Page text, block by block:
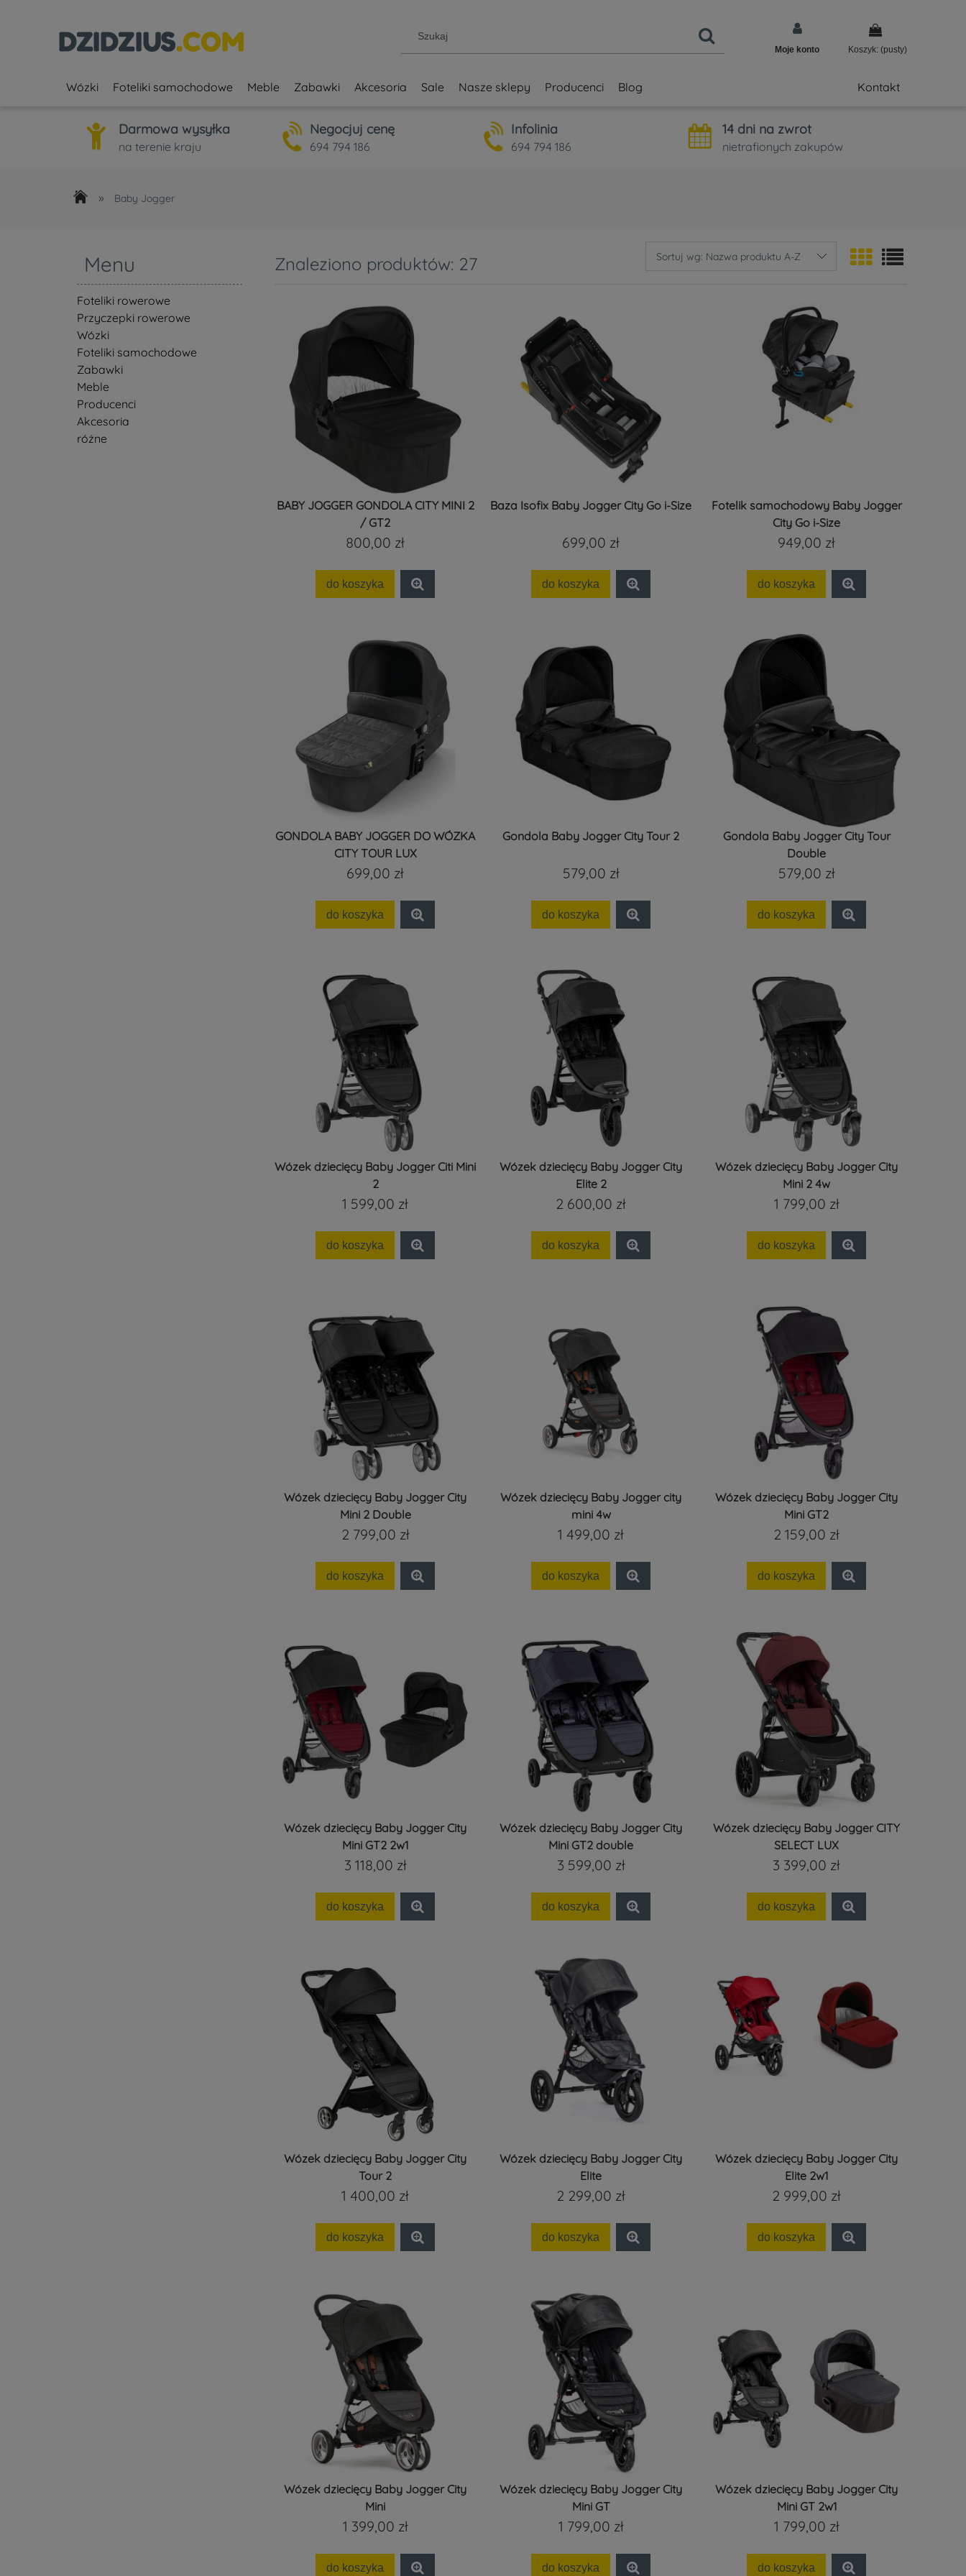
Koszyk: (pusty)
Moje konto
Wózki Foteliki samochodowe Meble Zabawki Akcesoria Sale Nasze sklepy Producenci Blog Kontakt
Darmowa wysyłka
na terenie kraju
Negocjuj cenę
694 794 186
Infolinia
694 794 186
14 dni na zwrot
nietrafionych zakupów
» Baby Jogger
Menu
Foteliki rowerowe
Przyczepki rowerowe
Wózki
Foteliki samochodowe
Zabawki
Meble
Producenci
Akcesoria
różne
Znaleziono produktów: 27 Sortuj wg: Nazwa produktu A-Z
BABY JOGGER GONDOLA CITY MINI 2
/ GT2
800,00 zł
do koszyka
Baza Isofix Baby Jogger City Go i-Size
699,00 zł
do koszyka
Fotelik samochodowy Baby Jogger
City Go i-Size
949,00 zł
do koszyka
GONDOLA BABY JOGGER DO WÓZKA
CITY TOUR LUX
699,00 zł
do koszyka
Gondola Baby Jogger City Tour 2
579,00 zł
do koszyka
Gondola Baby Jogger City Tour
Double
579,00 zł
do koszyka
Wózek dziecięcy Baby Jogger Citi Mini
2
1 599,00 zł
do koszyka
Wózek dziecięcy Baby Jogger City
Elite 2
2 600,00 zł
do koszyka
Wózek dziecięcy Baby Jogger City
Mini 2 4w
1 799,00 zł
do koszyka
Wózek dziecięcy Baby Jogger City
Mini 2 Double
2 799,00 zł
do koszyka
Wózek dziecięcy Baby Jogger city
mini 4w
1 499,00 zł
do koszyka
Wózek dziecięcy Baby Jogger City
Mini GT2
2 159,00 zł
do koszyka
Wózek dziecięcy Baby Jogger City
Mini GT2 2w1
3 118,00 zł
do koszyka
Wózek dziecięcy Baby Jogger City
Mini GT2 double
3 599,00 zł
do koszyka
Wózek dziecięcy Baby Jogger CITY
SELECT LUX
3 399,00 zł
do koszyka
Wózek dziecięcy Baby Jogger City
Tour 2
1 400,00 zł
do koszyka
Wózek dziecięcy Baby Jogger City
Elite
2 299,00 zł
do koszyka
Wózek dziecięcy Baby Jogger City
Elite 2w1
2 999,00 zł
do koszyka
Wózek dziecięcy Baby Jogger City
Mini
1 399,00 zł
do koszyka
Wózek dziecięcy Baby Jogger City
Mini GT
1 799,00 zł
do koszyka
Wózek dziecięcy Baby Jogger City
Mini GT 2w1
1 799,00 zł
do koszyka